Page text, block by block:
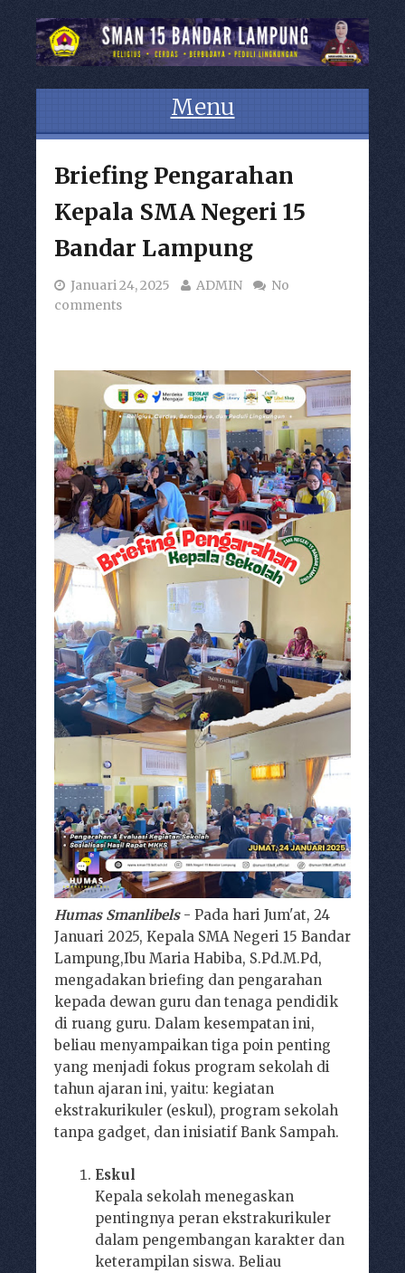
Menu
Briefing Pengarahan
Kepala SMA Negeri 15
Bandar Lampung
Januari 24, 2025 ADMIN
No
comments
Humas Smanlibels - Pada hari Jum'at, 24
Januari 2025, Kepala SMA Negeri 15 Bandar
Lampung,Ibu Maria Habiba, S.Pd.M.Pd,
mengadakan briefing dan pengarahan
kepada dewan guru dan tenaga pendidik
di ruang guru. Dalam kesempatan ini,
beliau menyampaikan tiga poin penting
yang menjadi fokus program sekolah di
tahun ajaran ini, yaitu: kegiatan
ekstrakurikuler (eskul), program sekolah
tanpa gadget, dan inisiatif Bank Sampah.
Eskul
Kepala sekolah menegaskan
pentingnya peran ekstrakurikuler
dalam pengembangan karakter dan
keterampilan siswa. Beliau